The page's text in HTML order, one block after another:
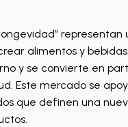
representan
alimentos y
y se convierte en
Este mercado se
que definen una